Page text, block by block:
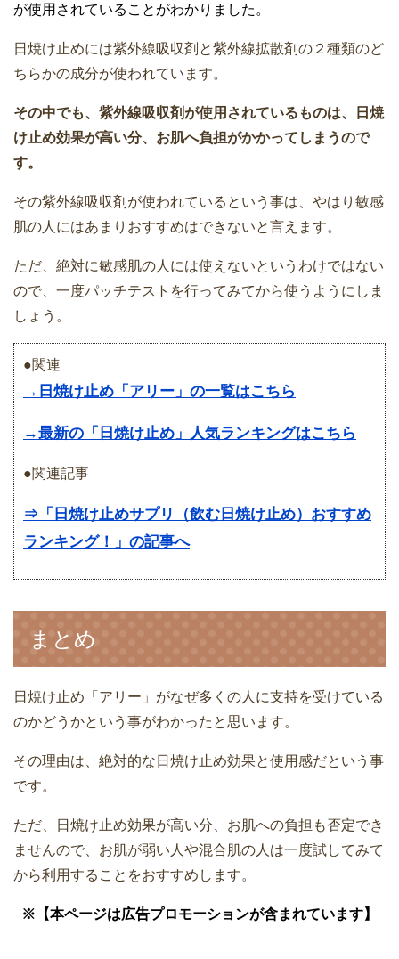
が使用されていることがわかりました。
日焼け止めには紫外線吸収剤と紫外線拡散剤の２種類のど
ちらかの成分が使われています。
その中でも、紫外線吸収剤が使用されているものは、日焼
け止め効果が高い分、お肌へ負担がかかってしまうので
す。
その紫外線吸収剤が使われているという事は、やはり敏感
肌の人にはあまりおすすめはできないと言えます。
ただ、絶対に敏感肌の人には使えないというわけではない
ので、一度パッチテストを行ってみてから使うようにしま
しょう。
●関連
→日焼け止め「アリー」の一覧はこちら
→最新の「日焼け止め」人気ランキングはこちら
●関連記事
⇒「日焼け止めサプリ（飲む日焼け止め）おすすめ
ランキング！」の記事へ
まとめ
日焼け止め「アリー」がなぜ多くの人に支持を受けている
のかどうかという事がわかったと思います。
その理由は、絶対的な日焼け止め効果と使用感だという事
です。
ただ、日焼け止め効果が高い分、お肌への負担も否定でき
ませんので、お肌が弱い人や混合肌の人は一度試してみて
から利用することをおすすめします。
※【本ページは広告プロモーションが含まれています】